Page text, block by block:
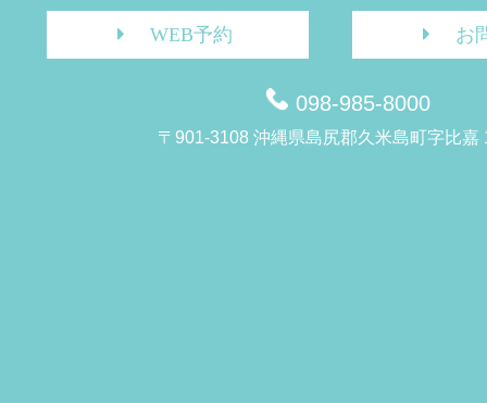
WEB予約 お
098-985-8000
〒901-3108 沖縄県島尻郡久米島町字比嘉